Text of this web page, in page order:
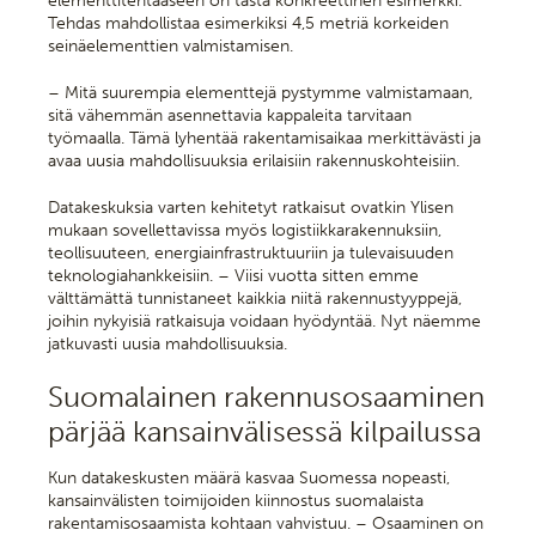
Tehdas mahdollistaa esimerkiksi 4,5 metriä korkeiden
seinäelementtien valmistamisen.
– Mitä suurempia elementtejä pystymme valmistamaan,
sitä vähemmän asennettavia kappaleita tarvitaan
työmaalla. Tämä lyhentää rakentamisaikaa merkittävästi ja
avaa uusia mahdollisuuksia erilaisiin rakennuskohteisiin.
Datakeskuksia varten kehitetyt ratkaisut ovatkin Ylisen
mukaan sovellettavissa myös logistiikkarakennuksiin,
teollisuuteen, energiainfrastruktuuriin ja tulevaisuuden
teknologiahankkeisiin. – Viisi vuotta sitten emme
välttämättä tunnistaneet kaikkia niitä rakennustyyppejä,
joihin nykyisiä ratkaisuja voidaan hyödyntää. Nyt näemme
jatkuvasti uusia mahdollisuuksia.
Suomalainen rakennusosaaminen
pärjää kansainvälisessä kilpailussa
Kun datakeskusten määrä kasvaa Suomessa nopeasti,
kansainvälisten toimijoiden kiinnostus suomalaista
rakentamisosaamista kohtaan vahvistuu. – Osaaminen on